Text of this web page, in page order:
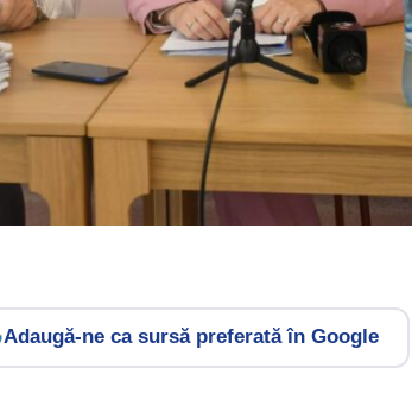
Adaugă-ne ca sursă preferată în Google